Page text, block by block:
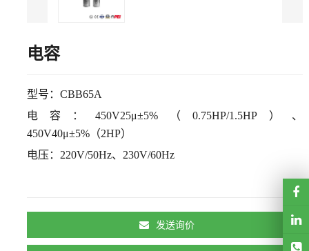
电容
型号： CBB65A
电容： 450V25μ±5%（0.75HP/1.5HP）、
450V40μ±5%（2HP）
电压： 220V/50Hz、230V/60Hz
发送询价